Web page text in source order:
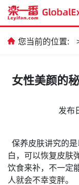
您当前的位置:
女性美颜的
发布
保养皮肤讲究的
白，可以恢复皮肤
饮食来补，不一定
人就会不幸变胖。